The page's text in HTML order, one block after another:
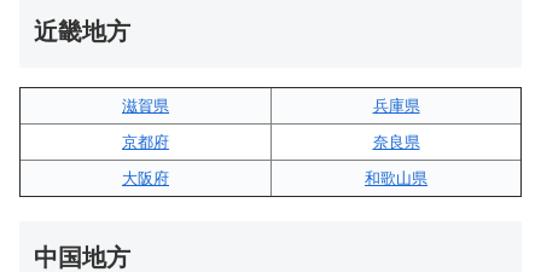
近畿地方
滋賀県
兵庫県
京都府
奈良県
大阪府
和歌山県
中国地方